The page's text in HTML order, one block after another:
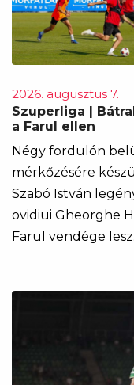
2026. augusztus 7.
Szuperliga |
a Farul ellen
Négy fordulón
mérkőzésére
Szabó István
ovidiui Gheorghe
Farul vendége lesz.